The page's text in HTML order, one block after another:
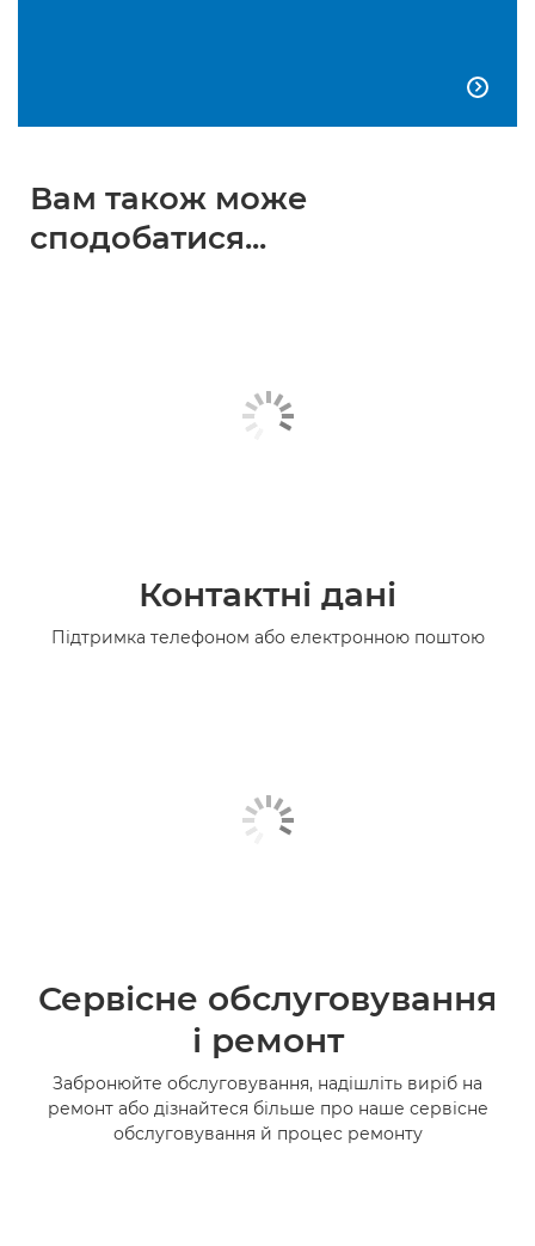

Вам також може
сподобатися...
Контактні дані
Підтримка телефоном або електронною поштою
Сервісне обслуговування
і ремонт
Забронюйте обслуговування, надішліть виріб на
ремонт або дізнайтеся більше про наше сервісне
обслуговування й процес ремонту